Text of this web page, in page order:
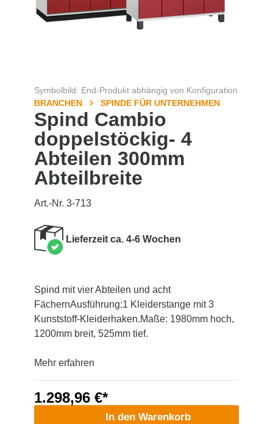
Symbolbild: End-Produkt abhängig von Konfiguration
BRANCHEN
SPINDE FÜR UNTERNEHMEN
Spind Cambio
doppelstöckig- 4
Abteilen 300mm
Abteilbreite
Art.-Nr. 3-713
Lieferzeit ca. 4-6 Wochen
Spind mit vier Abteilen und acht
FächernAusführung:1 Kleiderstange mit 3
Kunststoff-Kleiderhaken.Maße: 1980mm hoch,
1200mm breit, 525mm tief.
Mehr erfahren
1.298,96 €*
In den Warenkorb